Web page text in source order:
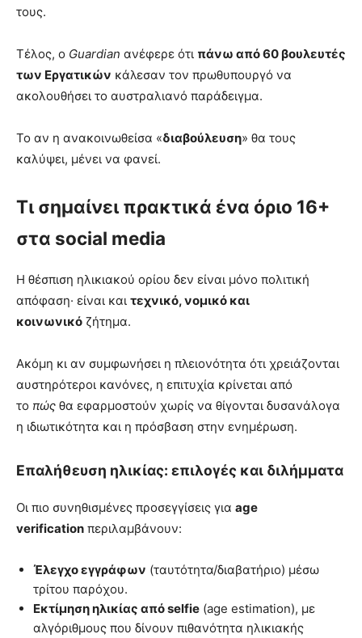
τους.
Τέλος, ο Guardian ανέφερε ότι πάνω από 60 βουλευτές
των Εργατικών κάλεσαν τον πρωθυπουργό να
ακολουθήσει το αυστραλιανό παράδειγμα.
Το αν η ανακοινωθείσα «διαβούλευση» θα τους
καλύψει, μένει να φανεί.
Τι σημαίνει πρακτικά ένα όριο 16+
στα social media
Η θέσπιση ηλικιακού ορίου δεν είναι μόνο πολιτική
απόφαση· είναι και τεχνικό, νομικό και
κοινωνικό ζήτημα.
Ακόμη κι αν συμφωνήσει η πλειονότητα ότι χρειάζονται
αυστηρότεροι κανόνες, η επιτυχία κρίνεται από
το πώς θα εφαρμοστούν χωρίς να θίγονται δυσανάλογα
η ιδιωτικότητα και η πρόσβαση στην ενημέρωση.
Επαλήθευση ηλικίας: επιλογές και διλήμματα
Οι πιο συνηθισμένες προσεγγίσεις για age
verification περιλαμβάνουν:
Έλεγχο εγγράφων (ταυτότητα/διαβατήριο) μέσω
τρίτου παρόχου.
Εκτίμηση ηλικίας από selfie (age estimation), με
αλγόριθμους που δίνουν πιθανότητα ηλικιακής